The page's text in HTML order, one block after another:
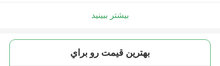
بیشتر ببینید
بهترين قيمت رو براي